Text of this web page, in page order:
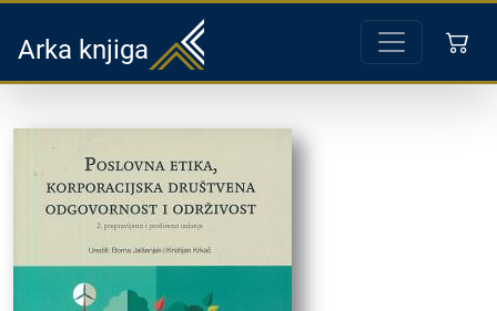
Arka knjiga